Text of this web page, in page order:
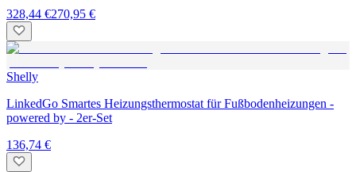
328,44 €270,95 €
Shelly
LinkedGo Smartes Heizungsthermostat für Fußbodenheizungen -
powered by - 2er-Set
136,74 €